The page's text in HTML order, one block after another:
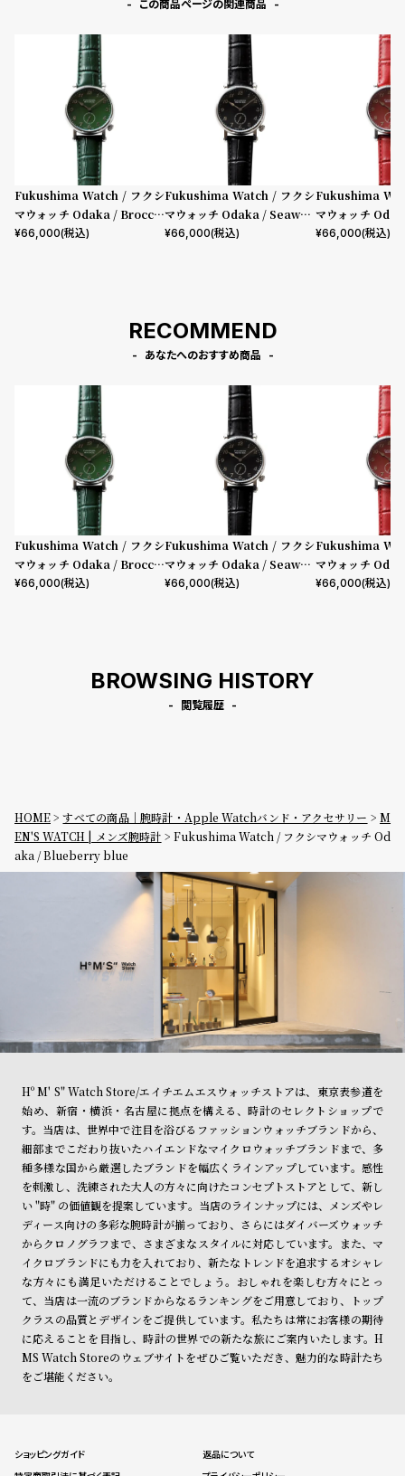
この商品ページの関連商品
Fukushima Watch / フクシ
マウォッチ Odaka / Broccol
i green
¥66,000(税込)
Fukushima Watch / フクシ
マウォッチ Odaka / Seawee
d black
¥66,000(税込)
Fukushima
マウォッチ
pper red
¥66,000(税込)
RECOMMEND
あなたへのおすすめ商品
Fukushima Watch / フクシ
マウォッチ Odaka / Broccol
i green
¥66,000(税込)
Fukushima Watch / フクシ
マウォッチ Odaka / Seawee
d black
¥66,000(税込)
Fukushima
マウォッチ
pper red
¥66,000(税込)
BROWSING HISTORY
閲覧履歴
HOME すべての商品｜腕時計・Apple Watchバンド・アクセサリー
M
EN'S WATCH | メンズ腕時計
Fukushima Watch / フクシマウォッチ Od
aka / Blueberry blue
Hº M' S" Watch Store/エイチエムエスウォッチストアは、東京表参道を
始め、新宿・横浜・名古屋に拠点を構える、時計のセレクトショップで
す。当店は、世界中で注目を浴びるファッションウォッチブランドから、
細部までこだわり抜いたハイエンドなマイクロウォッチブランドまで、多
種多様な国から厳選したブランドを幅広くラインアップしています。感性
を刺激し、洗練された大人の方々に向けたコンセプトストアとして、新し
い "時" の価値観を提案しています。当店のラインナップには、メンズやレ
ディース向けの多彩な腕時計が揃っており、さらにはダイバーズウォッチ
からクロノグラフまで、さまざまなスタイルに対応しています。また、マ
イクロブランドにも力を入れており、新たなトレンドを追求するオシャレ
な方々にも満足いただけることでしょう。おしゃれを楽しむ方々にとっ
て、当店は一流のブランドからなるランキングをご用意しており、トップ
クラスの品質とデザインをご提供しています。私たちは常にお客様の期待
に応えることを目指し、時計の世界での新たな旅にご案内いたします。H
MS Watch Storeのウェブサイトをぜひご覧いただき、魅力的な時計たち
をご堪能ください。
ショッピングガイド
返品について